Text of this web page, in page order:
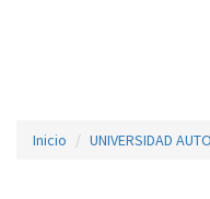
Inicio UNIVERSIDAD